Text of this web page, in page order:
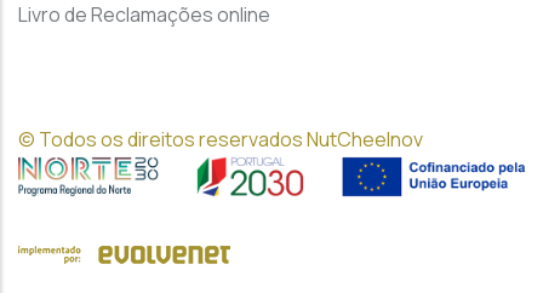
Livro de Reclamações online
© Todos os direitos reservados NutCheeInov